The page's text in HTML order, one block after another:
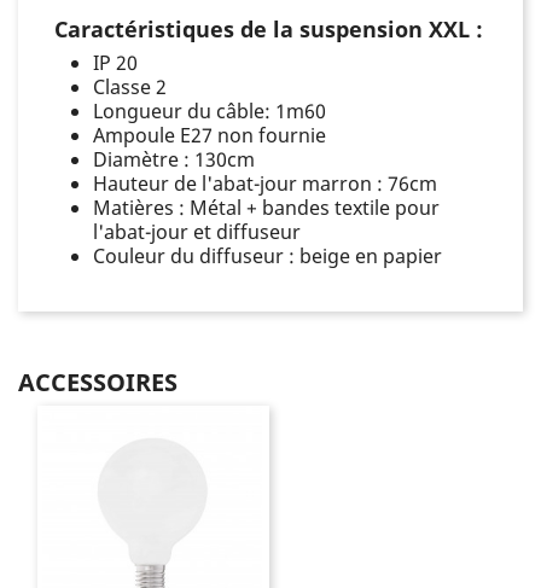
Caractéristiques de la suspension XXL :
IP 20
Classe 2
Longueur du câble: 1m60
Ampoule E27 non fournie
Diamètre : 130cm
Hauteur de l'abat-jour marron : 76cm
Matières : Métal + bandes textile pour
l'abat-jour et diffuseur
Couleur du diffuseur : beige en papier
ACCESSOIRES